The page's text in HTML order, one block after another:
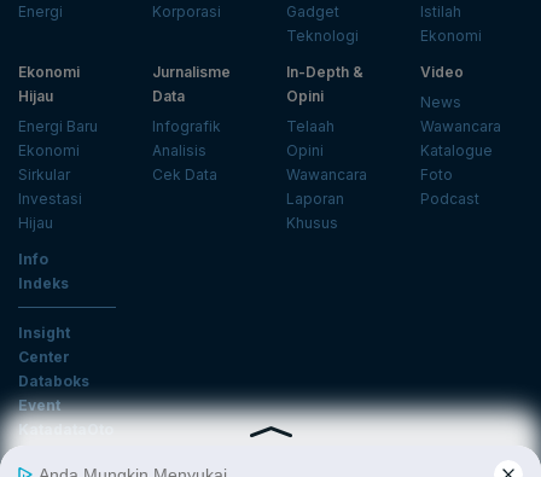
Energi
Korporasi
Gadget
Teknologi
Istilah
Ekonomi
Ekonomi
Hijau
Energi Baru
Ekonomi
Sirkular
Investasi
Hijau
Jurnalisme
Data
Infografik
Analisis
Cek Data
In-Depth &
Opini
Telaah
Opini
Wawancara
Laporan
Khusus
Video
News
Wawancara
Katalogue
Foto
Podcast
Info
Indeks
Insight
Center
Databoks
Event
KatadataOto